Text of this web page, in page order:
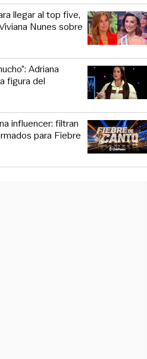
llegar al top five,
Nunes sobre
Adriana
figura del
influencer: filtran
para Fiebre